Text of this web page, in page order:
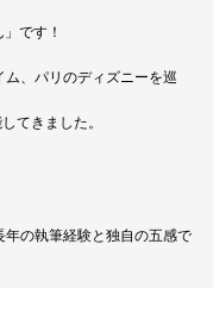
です！
、パリのディズニーを巡
てきました。
の執筆経験と独自の五感で